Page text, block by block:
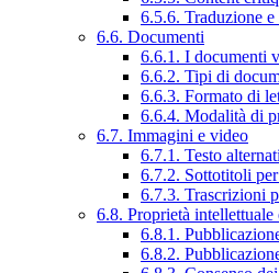
6.5.6. Traduzione
6.6. Documenti
6.6.1. I documenti
6.6.2. Tipi di
6.6.3. Formato di
6.6.4. Modalità di
6.7. Immagini e video
6.7.1. Testo
6.7.2. Sottotitoli
6.7.3. Trascrizioni
6.8. Proprietà intellettuale
6.8.1.
6.8.2.